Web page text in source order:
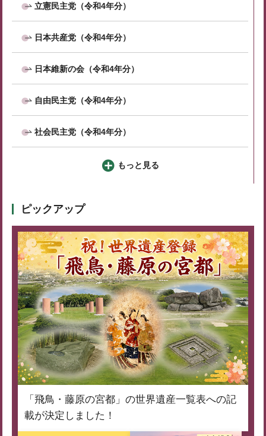
立憲民主党（令和4年分）
日本共産党（令和4年分）
日本維新の会（令和4年分）
自由民主党（令和4年分）
社会民主党（令和4年分）
もっと見る
ピックアップ
「飛鳥・藤原の宮都」の世界遺産一覧表への記
載が決定しました！